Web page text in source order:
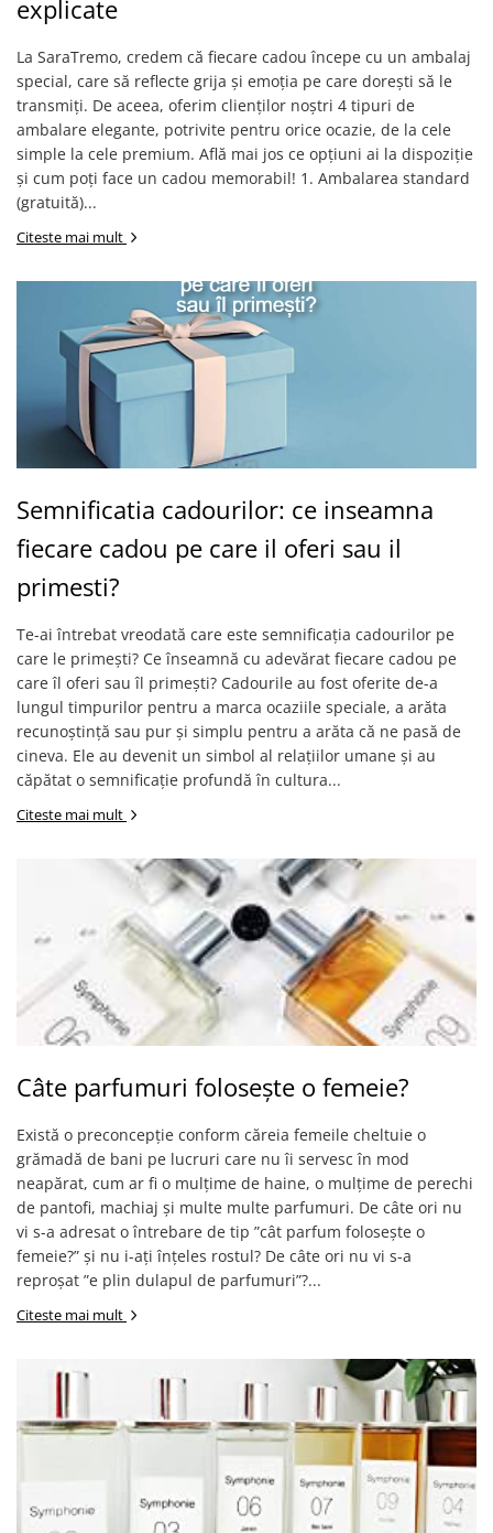
Bijuterii pentru barbati
Inele
Lanturi
Bratari
Talismane
Verighete
Bijuterii din argint placate cu aur
24K
explicate
La SaraTremo, credem că fiecare cadou începe cu un ambalaj
special, care să reflecte grija și emoția pe care dorești să le
transmiți. De aceea, oferim clienților noștri 4 tipuri de
ambalare elegante, potrivite pentru orice ocazie, de la cele
simple la cele premium. Află mai jos ce opțiuni ai la dispoziție
și cum poți face un cadou memorabil! 1. Ambalarea standard
(gratuită)...
Citeste mai mult
Semnificatia cadourilor: ce inseamna
fiecare cadou pe care il oferi sau il
primesti?
Te-ai întrebat vreodată care este semnificația cadourilor pe
care le primești? Ce înseamnă cu adevărat fiecare cadou pe
care îl oferi sau îl primești? Cadourile au fost oferite de-a
lungul timpurilor pentru a marca ocaziile speciale, a arăta
recunoștință sau pur și simplu pentru a arăta că ne pasă de
cineva. Ele au devenit un simbol al relațiilor umane și au
căpătat o semnificație profundă în cultura...
Citeste mai mult
Câte parfumuri folosește o femeie?
Există o preconcepție conform căreia femeile cheltuie o
grămadă de bani pe lucruri care nu îi servesc în mod
neapărat, cum ar fi o mulțime de haine, o mulțime de perechi
de pantofi, machiaj și multe multe parfumuri. De câte ori nu
vi s-a adresat o întrebare de tip ”cât parfum folosește o
femeie?” și nu i-ați înțeles rostul? De câte ori nu vi s-a
reproșat ”e plin dulapul de parfumuri”?...
Citeste mai mult